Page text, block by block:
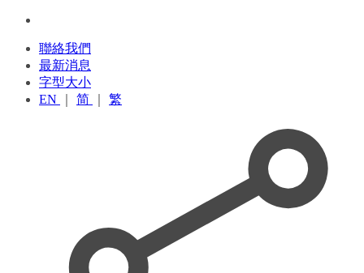
聯絡我們
最新消息
字型大小
EN
简 繁